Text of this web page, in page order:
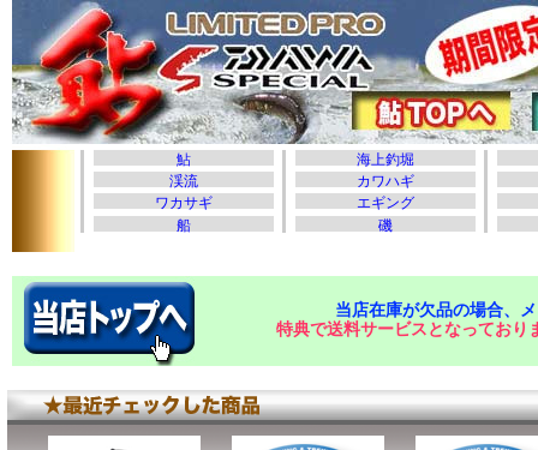
当店在庫が欠品の場合、
特典で送料サービスとなっており